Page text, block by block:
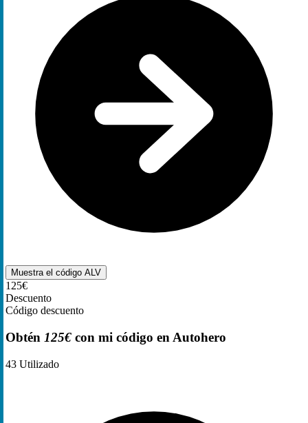
Muestra el código ALV
125€
Descuento
Código descuento
Obtén 125€ con mi código en Autohero
43 Utilizado